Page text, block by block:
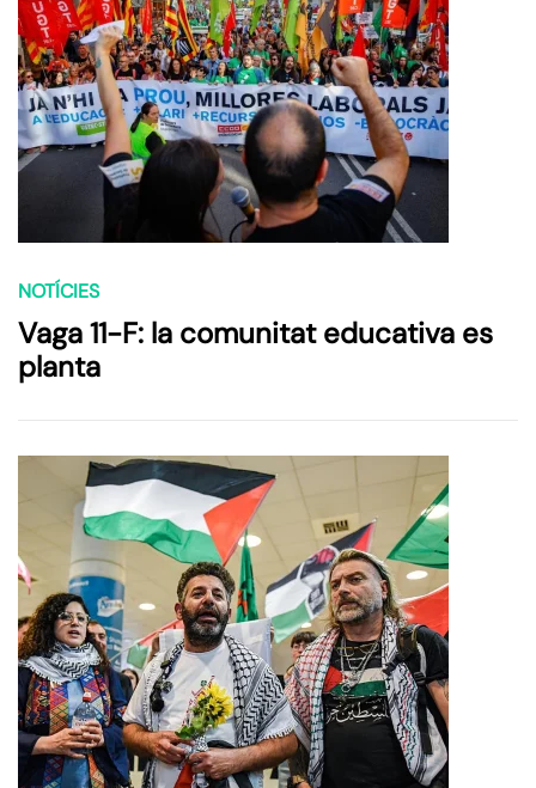
NOTÍCIES
Vaga 11-F: la comunitat educativa es
planta